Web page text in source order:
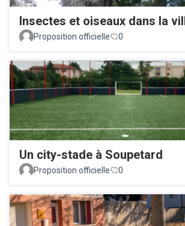
Insectes et oiseaux dans la
Proposition officielle
0
Un city-stade à Soupetard
Proposition officielle
0